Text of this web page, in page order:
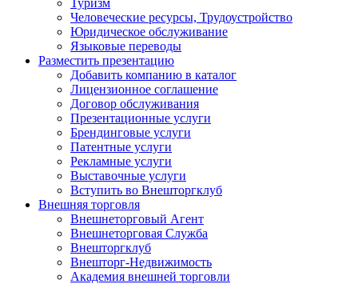
Человеческие ресурсы, Трудоустройство
Юридическое обслуживание
Языковые переводы
Разместить презентацию
Добавить компанию в каталог
Лицензионное соглашение
Договор обслуживания
Презентационные услуги
Брендинговые услуги
Патентные услуги
Рекламные услуги
Выставочные услуги
Вступить во Внешторгклуб
Внешняя торговля
Внешнеторговый Агент
Внешнеторговая Служба
Внешторгклуб
Внешторг-Недвижимость
Академия внешней торговли